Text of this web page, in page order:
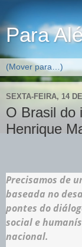
Para
SEXTA-FEIRA, 14
O Brasil do
Henrique
Precisamos de
baseada no
pontes do
social e
nacional.